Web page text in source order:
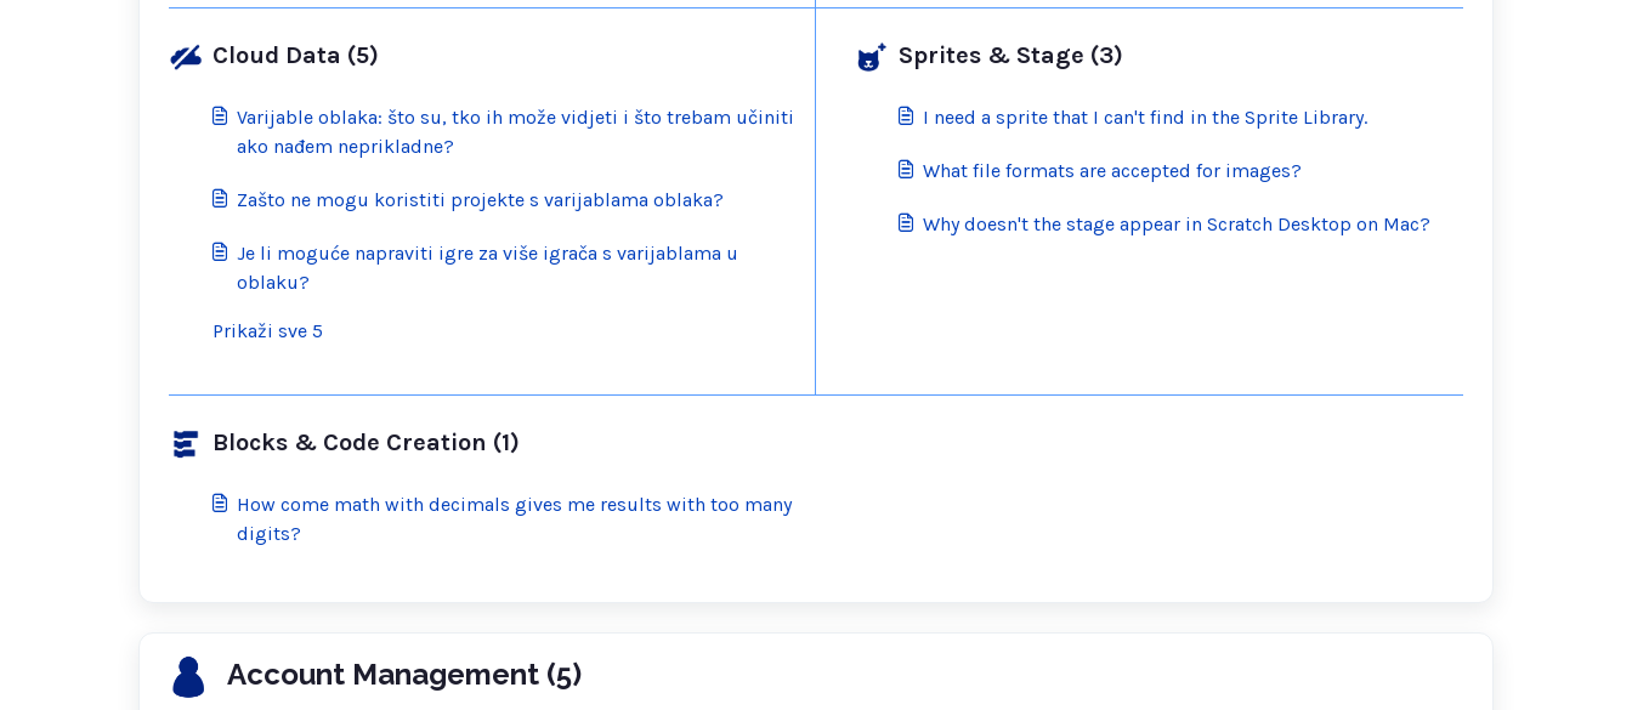
Cloud Data (5)
Varijable oblaka: što su, tko ih može vidjeti i što trebam učiniti
ako nađem neprikladne?
Zašto ne mogu koristiti projekte s varijablama oblaka?
Je li moguće napraviti igre za više igrača s varijablama u
oblaku?
Prikaži sve 5
Sprites & Stage (3)
I need a sprite that I can't find in the Sprite Library.
What file formats are accepted for images?
Why doesn't the stage appear in Scratch Desktop on Mac?
Blocks & Code Creation (1)
How come math with decimals gives me results with too many
digits?
Account Management (5)